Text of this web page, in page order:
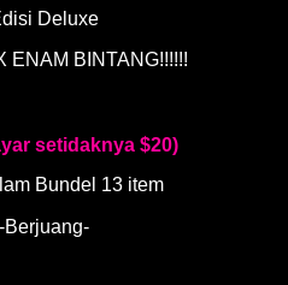
Deluxe
ENAM BINTANG!!!!!!
setidaknya $20)
Bundel 13 item
Berjuang-